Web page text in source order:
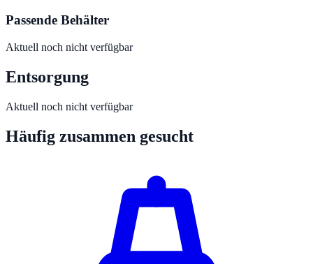
Passende Behälter
Aktuell noch nicht verfügbar
Entsorgung
Aktuell noch nicht verfügbar
Häufig zusammen gesucht